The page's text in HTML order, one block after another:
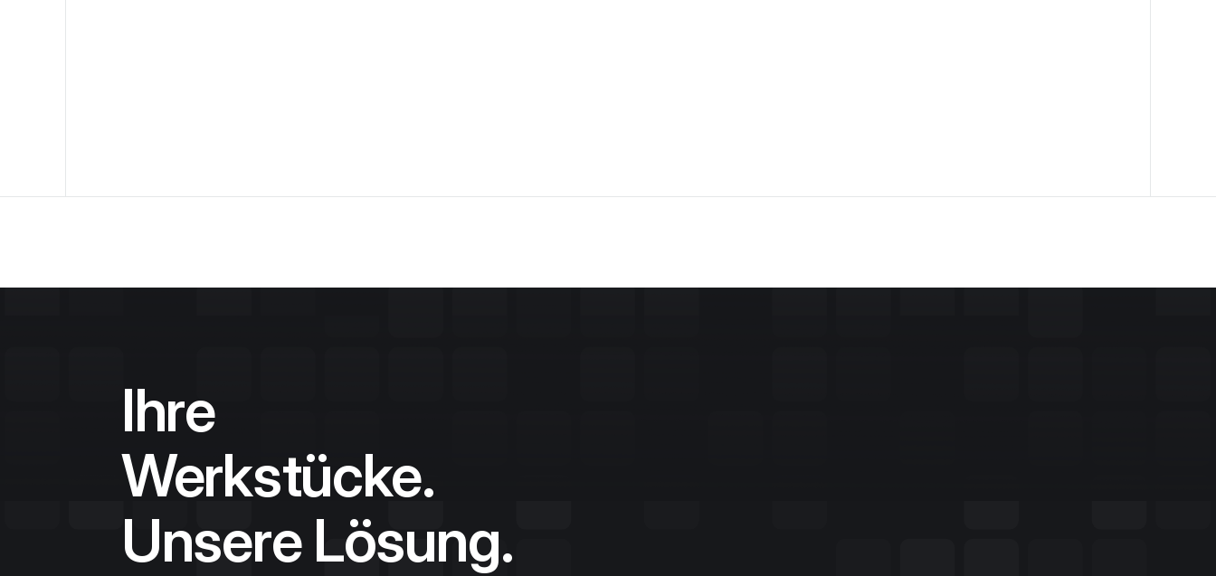
Ihre
Werkstücke.
Unsere Lösung.